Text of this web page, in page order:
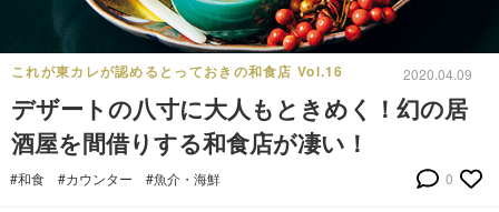
これが東カレが認めるとっておきの和食店 Vol.16 2020.04.09
デザートの八寸に大人もときめく！幻の居
酒屋を間借りする和食店が凄い！
#和食 #カウンター #魚介・海鮮 0